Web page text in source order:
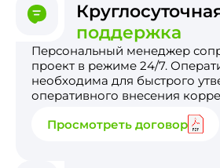
поддержка
Персональный менеджер
проект в режиме 24/7.
необходима для быстрого
оперативного внесения
Просмотреть договор